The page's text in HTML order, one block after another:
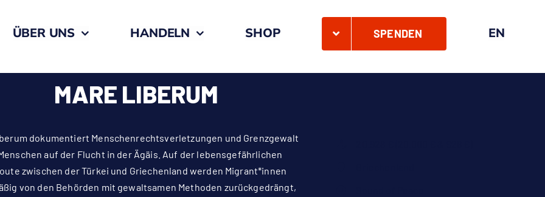
ÜBER UNS HANDELN SHOP SPENDEN EN
MARE LIBERUM
dokumentiert Menschenrechtsverletzungen und Grenzgewalt
auf der Flucht in der Ägäis. Auf der lebensgefährlichen
zwischen der Türkei und Griechenland werden Migrant*innen
von den Behörden mit gewaltsamen Methoden zurückgedrängt,